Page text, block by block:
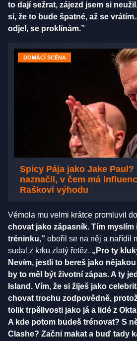
to dají sežrat, zájezd jsem si
si, že to bude špatné, až se
odjel, se proklínám.”
DOMÁCÍ SCÉNA
Spicy Pája jako Jake Paul?
naznačil, v čem má
Raškovi výhodu
Vémola mu velmi krátce promluvil
chovat jako zápasník. Tím
tréninku,” obořil se na něj a nařídil
sudal z krku zlatý řetěz. „Pro ty
Nevím, jestli to bereš jako
by to měl být životní zápas. A ty
Island. Vím, že si žiješ jako
chovat trochu zodpovědně,
tolik trpělivosti jako já a lidé z
A kde potom budeš trénovat? S
Clashe? Začni makat a buď tady